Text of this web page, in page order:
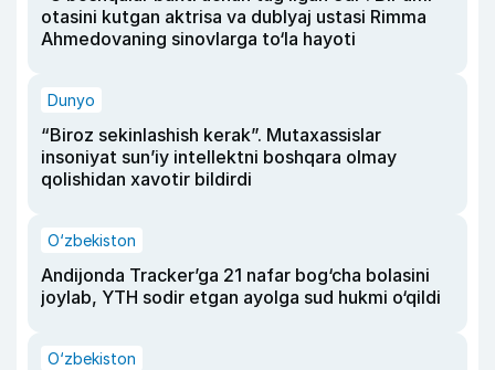
otasini kutgan aktrisa va dublyaj ustasi Rimma
Ahmedovaning sinovlarga to‘la hayoti
Dunyo
“Biroz sekinlashish kerak”. Mutaxassislar
insoniyat sun’iy intellektni boshqara olmay
qolishidan xavotir bildirdi
O‘zbekiston
Andijonda Tracker’ga 21 nafar bog‘cha bolasini
joylab, YTH sodir etgan ayolga sud hukmi o‘qildi
O‘zbekiston